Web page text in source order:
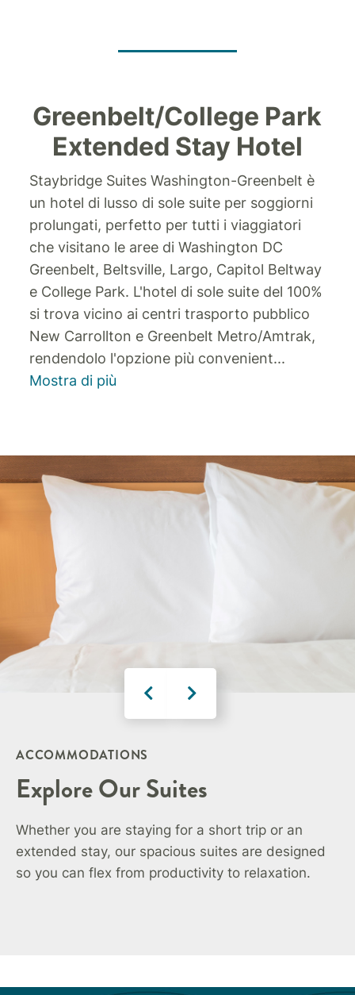
Greenbelt/College Park
Extended Stay Hotel
Staybridge Suites Washington-Greenbelt è
un hotel di lusso di sole suite per soggiorni
prolungati, perfetto per tutti i viaggiatori
che visitano le aree di Washington DC
Greenbelt, Beltsville, Largo, Capitol Beltway
e College Park. L'hotel di sole suite del 100%
si trova vicino ai centri trasporto pubblico
New Carrollton e Greenbelt Metro/Amtrak,
rendendolo l'opzione più convenient...
Mostra di più
ACCOMMODATIONS
Explore Our Suites
Whether you are staying for a short trip or an
extended stay, our spacious suites are designed
so you can flex from productivity to relaxation.